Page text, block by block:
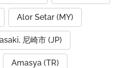
Alor Setar (MY)
尼崎市 (JP)
Amasya (TR)